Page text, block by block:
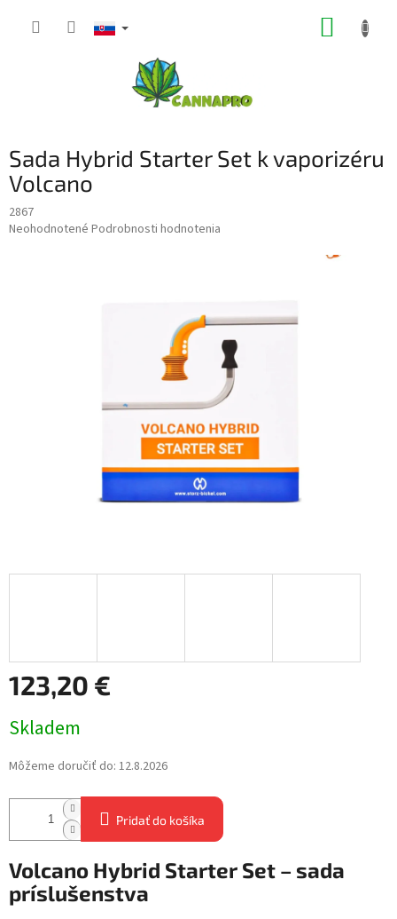
Sada Hybrid Starter Set k vaporizéru
Volcano
2867
Priemerné
Neohodnotené Podrobnosti hodnotenia
123,20 €
cena:
Skladem
Môžeme doručiť do: 12.8.2026
Pridať do košíka
Volcano Hybrid Starter Set – sada
príslušenstva